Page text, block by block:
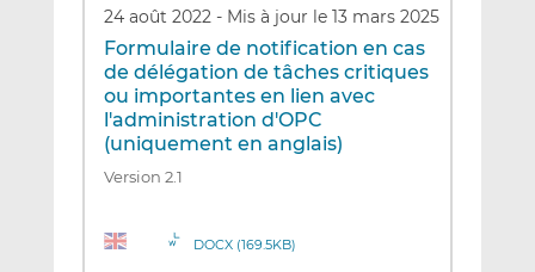
24 août 2022 - Mis à jour le 13 mars 2025
Formulaire de notification en cas
de délégation de tâches critiques
ou importantes en lien avec
l'administration d'OPC
(uniquement en anglais)
Version 2.1
DOCX (169.5KB)